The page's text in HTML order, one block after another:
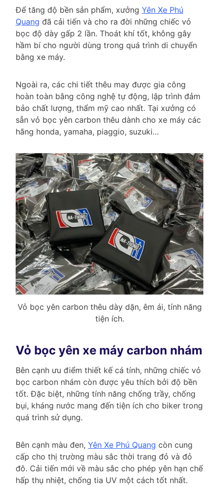
Để tăng độ bền sản phẩm, xưởng Yên Xe Phú
Quang đã cải tiến và cho ra đời những chiếc vỏ
bọc độ dày gấp 2 lần. Thoát khí tốt, không gây
hầm bí cho người dùng trong quá trình di chuyển
bằng xe máy.
Ngoài ra, các chi tiết thêu may được gia công
hoàn toàn bằng công nghệ tự động, lập trình đảm
bảo chất lượng, thẩm mỹ cao nhất. Tại xưởng có
sẵn vỏ bọc yên carbon thêu dành cho xe máy các
hãng honda, yamaha, piaggio, suzuki…
Vỏ bọc yên carbon thêu dày dặn, êm ái, tính năng
tiện ích.
Vỏ bọc yên xe máy carbon nhám
Bên cạnh ưu điểm thiết kế cá tính, những chiếc vỏ
bọc carbon nhám còn được yêu thích bởi độ bền
tốt. Đặc biệt, những tính năng chống trầy, chống
bụi, kháng nước mang đến tiện ích cho biker trong
quá trình sử dụng.
Bên cạnh màu đen, Yên Xe Phú Quang còn cung
cấp cho thị trường màu sắc thời trang đỏ và đỏ
đô. Cải tiến mới về màu sắc cho phép yên hạn chế
hấp thụ nhiệt, chống tia UV một cách tốt nhất.